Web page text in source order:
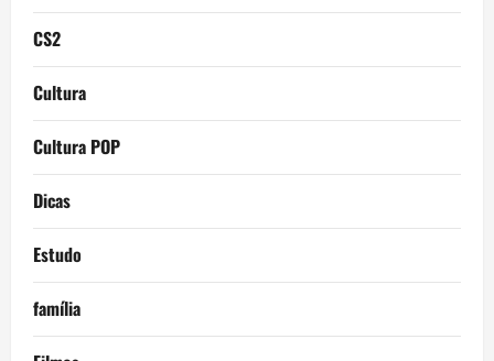
CS2
Cultura
Cultura POP
Dicas
Estudo
família